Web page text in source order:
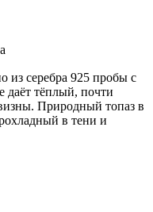
из серебра 925 пробы с
даёт тёплый, почти
Природный топаз в
в тени и